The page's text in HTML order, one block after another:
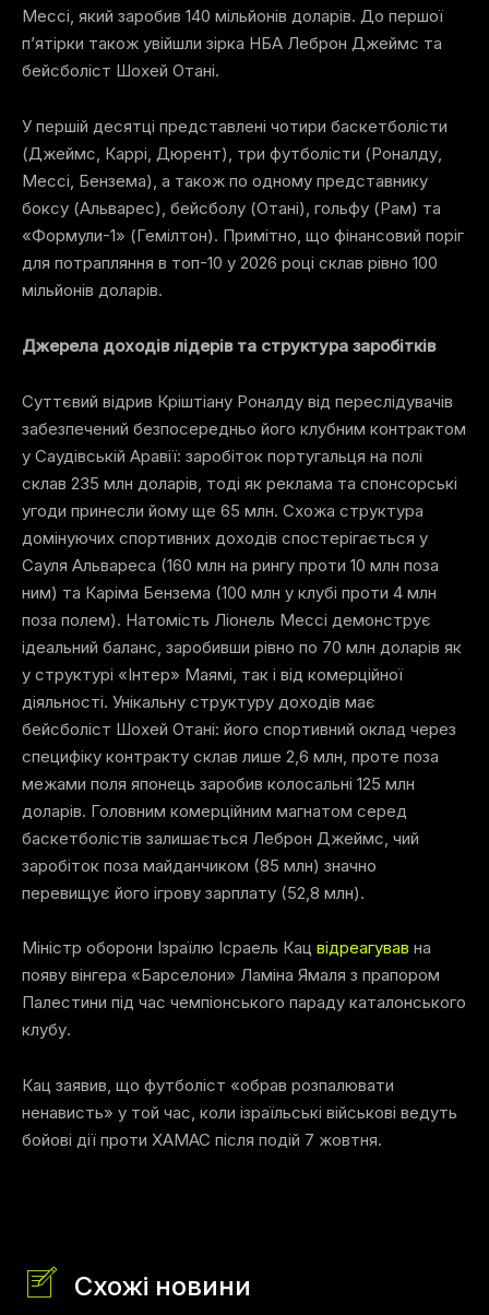
Мессі, який заробив 140 мільйонів доларів. До першої
п’ятірки також увійшли зірка НБА Леброн Джеймс та
бейсболіст Шохей Отані.
У першій десятці представлені чотири баскетболісти
(Джеймс, Каррі, Дюрент), три футболісти (Роналду,
Мессі, Бензема), а також по одному представнику
боксу (Альварес), бейсболу (Отані), гольфу (Рам) та
«Формули-1» (Гемілтон). Примітно, що фінансовий поріг
для потрапляння в топ-10 у 2026 році склав рівно 100
мільйонів доларів.
Джерела доходів лідерів та структура заробітків
Суттєвий відрив Кріштіану Роналду від переслідувачів
забезпечений безпосередньо його клубним контрактом
у Саудівській Аравії: заробіток португальця на полі
склав 235 млн доларів, тоді як реклама та спонсорські
угоди принесли йому ще 65 млн. Схожа структура
домінуючих спортивних доходів спостерігається у
Сауля Альвареса (160 млн на рингу проти 10 млн поза
ним) та Каріма Бензема (100 млн у клубі проти 4 млн
поза полем). Натомість Ліонель Мессі демонструє
ідеальний баланс, заробивши рівно по 70 млн доларів як
у структурі «Інтер» Маямі, так і від комерційної
діяльності. Унікальну структуру доходів має
бейсболіст Шохей Отані: його спортивний оклад через
специфіку контракту склав лише 2,6 млн, проте поза
межами поля японець заробив колосальні 125 млн
доларів. Головним комерційним магнатом серед
баскетболістів залишається Леброн Джеймс, чий
заробіток поза майданчиком (85 млн) значно
перевищує його ігрову зарплату (52,8 млн).
Міністр оборони Ізраїлю Ісраель Кац відреагував на
появу вінгера «Барселони» Ламіна Ямаля з прапором
Палестини під час чемпіонського параду каталонського
клубу.
Кац заявив, що футболіст «обрав розпалювати
ненависть» у той час, коли ізраїльські військові ведуть
бойові дії проти ХАМАС після подій 7 жовтня.
Схожі новини